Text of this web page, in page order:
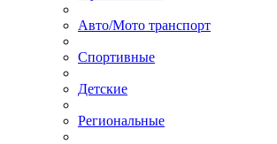
Авто/Мото транспорт
Спортивные
Детские
Региональные